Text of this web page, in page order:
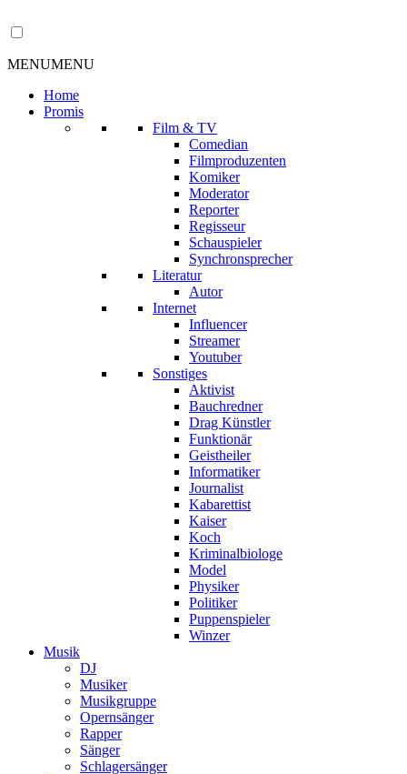
MENUMENU
Home
Promis
Film & TV
Comedian
Filmproduzenten
Komiker
Moderator
Reporter
Regisseur
Schauspieler
Synchronsprecher
Literatur
Autor
Internet
Influencer
Streamer
Youtuber
Sonstiges
Aktivist
Bauchredner
Drag Künstler
Funktionär
Geistheiler
Informatiker
Journalist
Kabarettist
Kaiser
Koch
Kriminalbiologe
Model
Physiker
Politiker
Puppenspieler
Winzer
Musik
DJ
Musiker
Musikgruppe
Opernsänger
Rapper
Sänger
Schlagersänger